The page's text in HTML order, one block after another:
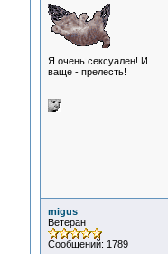
Я очень сексуален! И
ваще - прелесть!
migus
Ветеран
Сообщений: 1789